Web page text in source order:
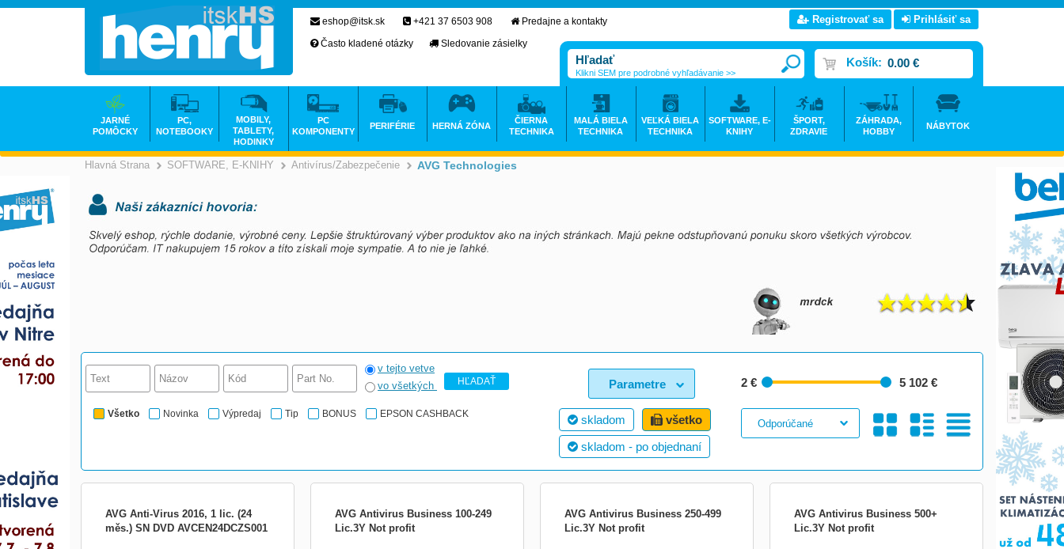
Hlavná Strana >
SOFTWARE, E-KNIHY >
Antivírus/Zabezpečenie >
AVG Technologies
2 € 5 102 €
skladom
všetko
skladom - po objednaní
Parametre
v tejto vetve
vo všetkých
HĽADAŤ
Všetko Novinka Výpredaj Tip BONUS EPSON CASHBACK
AVG Anti-Virus 2016, 1 lic. (24
měs.) SN DVD AVCEN24DCZS001
AVG Antivirus Business 100-249
Lic.3Y Not profit
AVG Antivirus Business 250-499
Lic.3Y Not profit
AVG Antivirus Business 500+
Lic.3Y Not profit
eshop@itsk.sk +421 37 6503 908
Predajne a kontakty
Často kladené otázky
Sledovanie zásielky
Registrovať sa Prihlásiť sa
Košík: 0.00 €
Klikni SEM pre podrobné vyhľadávanie >>
JARNÉ
POMÔCKY
PC,
NOTEBOOKY
MOBILY,
TABLETY,
HODINKY
PC
KOMPONENTY
PERIFÉRIE HERNÁ ZÓNA
ČIERNA
TECHNIKA
MALÁ BIELA
TECHNIKA
VEĽKÁ BIELA
TECHNIKA
SOFTWARE, E-
KNIHY
ŠPORT,
ZDRAVIE
ZÁHRADA,
HOBBY
NÁBYTOK